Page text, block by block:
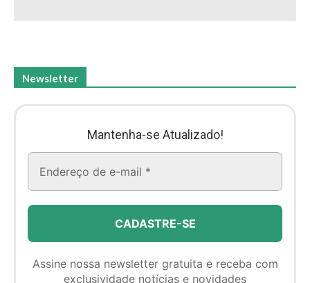
Newsletter
Mantenha-se Atualizado!
Assine nossa newsletter gratuita e receba com
exclusividade notícias e novidades